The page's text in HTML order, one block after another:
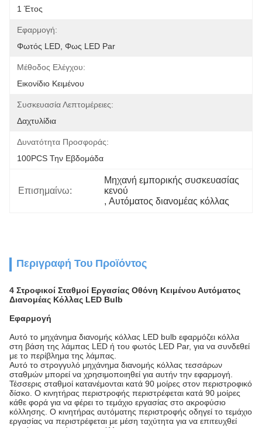
1 Έτος
Εφαρμογή:
Φωτός LED, Φως LED Par
Μέθοδος Ελέγχου:
Εικονίδιο Κειμένου
Συσκευασία Λεπτομέρειες:
Δαχτυλίδια
Δυνατότητα Προσφοράς:
100PCS Την Εβδομάδα
Επισημαίνω:
Μηχανή εμπορικής συσκευασίας
κενού
, Αυτόματος διανομέας κόλλας
Περιγραφή Του Προϊόντος
4 Στροφικοί Σταθμοί Εργασίας Οθόνη Κειμένου Αυτόματος
Διανομέας Κόλλας LED Bulb
Εφαρμογή
Αυτό το μηχάνημα διανομής κόλλας LED bulb εφαρμόζει κόλλα
στη βάση της λάμπας LED ή του φωτός LED Par, για να συνδεθεί
με το περίβλημα της λάμπας.
Αυτό το στρογγυλό μηχάνημα διανομής κόλλας τεσσάρων
σταθμών μπορεί να χρησιμοποιηθεί για αυτήν την εφαρμογή.
Τέσσερις σταθμοί κατανέμονται κατά 90 μοίρες στον περιστροφικό
δίσκο. Ο κινητήρας περιστροφής περιστρέφεται κατά 90 μοίρες
κάθε φορά για να φέρει το τεμάχιο εργασίας στο ακροφύσιο
κόλλησης. Ο κινητήρας αυτόματης περιστροφής οδηγεί το τεμάχιο
εργασίας να περιστρέφεται με μέση ταχύτητα για να επιτευχθεί